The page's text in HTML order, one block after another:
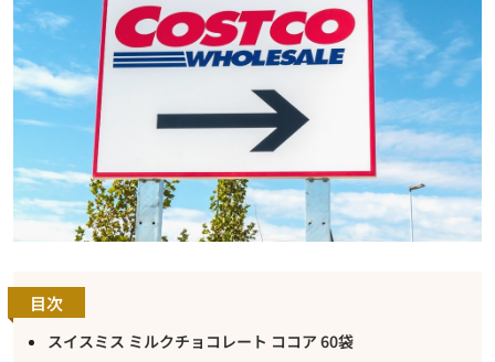
目次
スイスミス ミルクチョコレート ココア 60袋